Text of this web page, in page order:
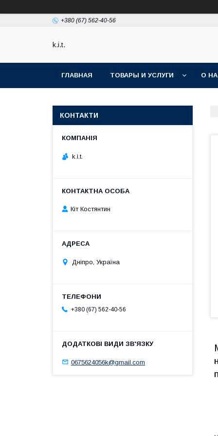
+380 (67) 562-40-56
k.i.t.
ГЛАВНАЯ ТОВАРЫ И УСЛУГИ О
КОНТАКТИ
k.i.t.
Кіт Костянтин
Дніпро, Україна
+380 (67) 562-40-56
0675624056k@gmail.com